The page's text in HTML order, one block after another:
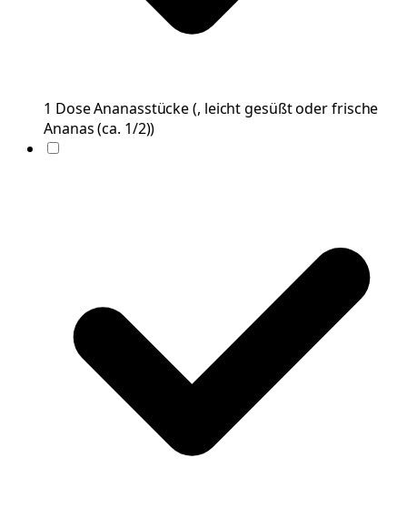
1 DoseAnanasstücke(, leicht gesüßt oder frische
Ananas (ca. 1/2))